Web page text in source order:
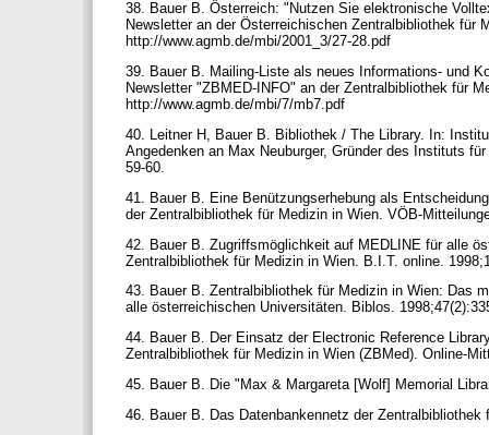
38. Bauer B. Österreich: "Nutzen Sie elektronische
Newsletter an der Österreichischen Zentralbibliothek für
http://www.agmb.de/mbi/2001_3/27-28.pdf
39. Bauer B. Mailing-Liste als neues Informations- und
Newsletter "ZBMED-INFO" an der Zentralbibliothek für
http://www.agmb.de/mbi/7/mb7.pdf
40. Leitner H, Bauer B. Bibliothek / The Library. In:
Angedenken an Max Neuburger, Gründer des Instituts
59-60.
41. Bauer B. Eine Benützungserhebung als
der Zentralbibliothek für Medizin in Wien. VÖB-
42. Bauer B. Zugriffsmöglichkeit auf MEDLINE für alle
Zentralbibliothek für Medizin in Wien. B.I.T. online.
43. Bauer B. Zentralbibliothek für Medizin in Wien: Das
alle österreichischen Universitäten. Biblos.
44. Bauer B. Der Einsatz der Electronic Reference
Zentralbibliothek für Medizin in Wien (ZBMed). Online-
45. Bauer B. Die "Max & Margareta [Wolf] Memorial
46. Bauer B. Das Datenbankennetz der